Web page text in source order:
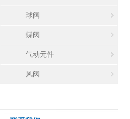
球阀
蝶阀
气动元件
风阀